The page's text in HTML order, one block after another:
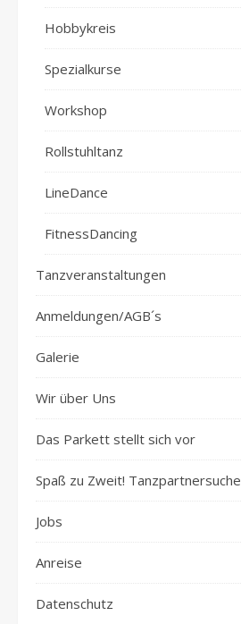
Hobbykreis
Spezialkurse
Workshop
Rollstuhltanz
LineDance
FitnessDancing
Tanzveranstaltungen
Anmeldungen/AGB´s
Galerie
Wir über Uns
Das Parkett stellt sich vor
Spaß zu Zweit! Tanzpartnersuche
Jobs
Anreise
Datenschutz